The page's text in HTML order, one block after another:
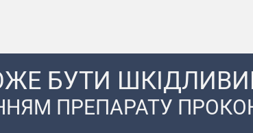
БУТИ
ПРЕПАРАТУ